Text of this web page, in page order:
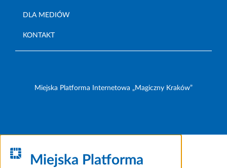
DLA MEDIÓW
KONTAKT
Miejska Platforma Internetowa „Magiczny Kraków”
Miejska Platforma